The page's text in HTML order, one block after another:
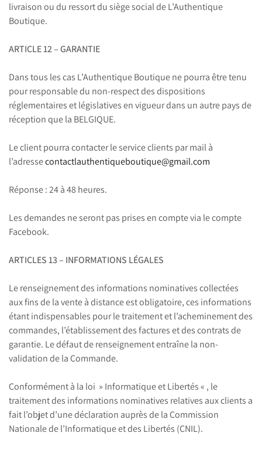
livraison ou du ressort du siège social de L’Authentique
Boutique.
ARTICLE 12 – GARANTIE
Dans tous les cas L’Authentique Boutique ne pourra être tenu
pour responsable du non-respect des dispositions
réglementaires et législatives en vigueur dans un autre pays de
réception que la BELGIQUE.
Le client pourra contacter le service clients par mail à
l’adressecontactlauthentiqueboutique@gmail.com
Réponse : 24 à 48 heures.
Les demandes ne seront pas prises en compte via le compte
Facebook.
ARTICLES 13 – INFORMATIONS LÉGALES
Le renseignement des informations nominatives collectées
aux fins de la vente à distance est obligatoire, ces informations
étant indispensables pour le traitement et l’acheminement des
commandes, l’établissement des factures et des contrats de
garantie. Le défaut de renseignement entraîne la non-
validation de la Commande.
Conformément à la loi » Informatique et Libertés « , le
traitement des informations nominatives relatives aux clients a
fait l’objet d’une déclaration auprès de la Commission
Nationale de l’Informatique et des Libertés (CNIL).